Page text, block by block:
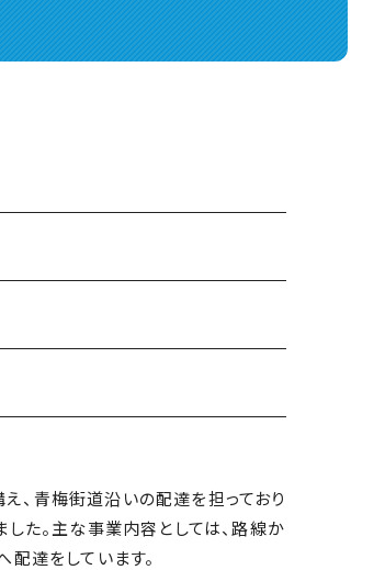
、青梅街道沿いの配達を担っており
た。主な事業内容としては、路線か
達をしています。